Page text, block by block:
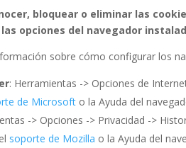
bloquear o eliminar las
opciones del navegador
sobre cómo configurar los
: Herramientas -> Opciones de
de Microsofto la Ayuda del
-> Opciones -> Privacidad ->
soporte de Mozilla o la Ayuda del